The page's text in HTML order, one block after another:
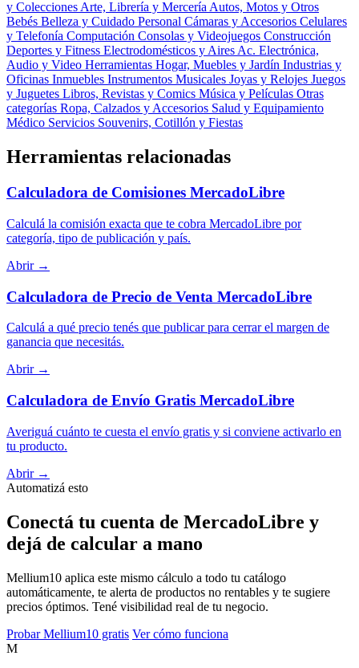
y Colecciones Arte, Librería y Mercería Autos, Motos y Otros
Bebés Belleza y Cuidado Personal Cámaras y Accesorios Celulares
y Telefonía Computación Consolas y Videojuegos Construcción
Deportes y Fitness Electrodomésticos y Aires Ac. Electrónica,
Audio y Video Herramientas Hogar, Muebles y Jardín Industrias y
Oficinas Inmuebles Instrumentos Musicales Joyas y Relojes Juegos
y Juguetes Libros, Revistas y Comics Música y Películas Otras
categorías Ropa, Calzados y Accesorios Salud y Equipamiento
Médico Servicios Souvenirs, Cotillón y Fiestas
Herramientas relacionadas
Calculadora de Comisiones MercadoLibre
Calculá la comisión exacta que te cobra MercadoLibre por
categoría, tipo de publicación y país.
Abrir →
Calculadora de Precio de Venta MercadoLibre
Calculá a qué precio tenés que publicar para cerrar el margen de
ganancia que necesitás.
Abrir →
Calculadora de Envío Gratis MercadoLibre
Averiguá cuánto te cuesta el envío gratis y si conviene activarlo en
tu producto.
Abrir →
Automatizá esto
Conectá tu cuenta de MercadoLibre y
dejá de calcular a mano
Mellium10 aplica este mismo cálculo a todo tu catálogo
automáticamente, te alerta de productos no rentables y te sugiere
precios óptimos. Tené visibilidad real de tu negocio.
Probar Mellium10 gratis Ver cómo funciona
M